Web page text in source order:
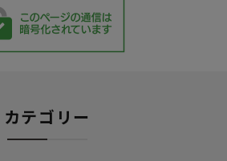
カテゴリー